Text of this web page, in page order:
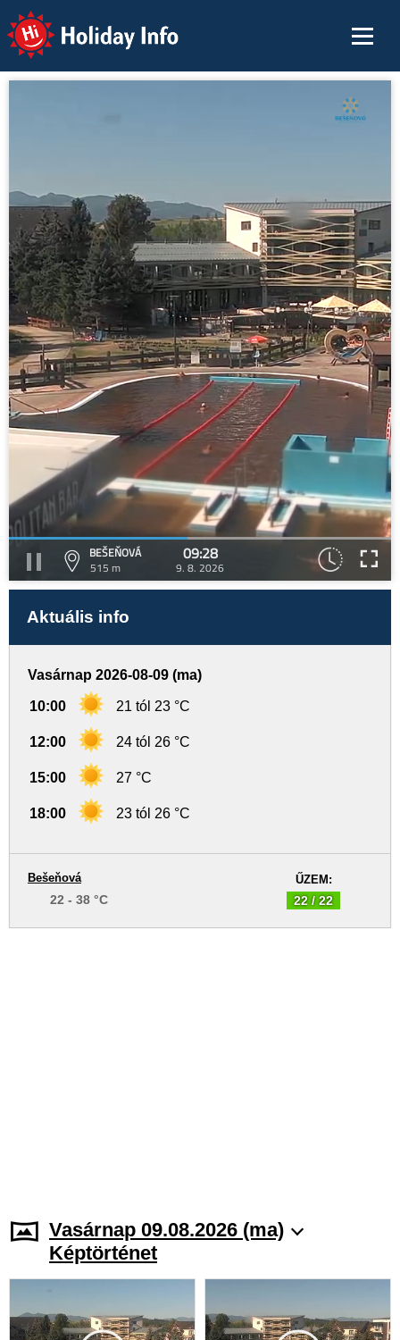
Holiday Info
BEŠEŇOVÁ
515 m
09:28
9. 8. 2026
Aktuális info
Vasárnap 2026-08-09 (ma)
10:00 21 tól 23 °C
12:00 24 tól 26 °C
15:00 27 °C
18:00 23 tól 26 °C
ŰZEM:
22 / 22
Bešeňová
22 - 38 °C
Vasárnap 09.08.2026 (ma)
Képtörténet